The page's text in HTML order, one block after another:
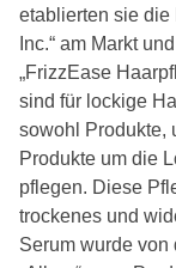
etablierten sie die
Inc.“ am Markt
„FrizzEase
sind für lockige
sowohl Produkte,
Produkte um die
pflegen. Diese
trockenes und
Serum wurde von